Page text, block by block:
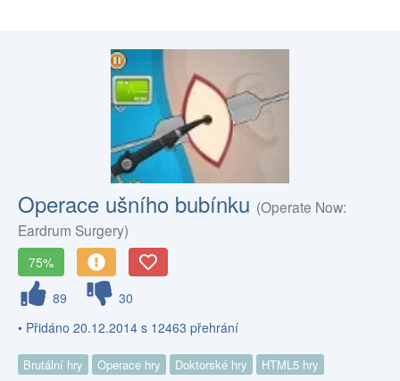
Operace ušního bubínku (Operate Now:
Eardrum Surgery)
75%
89
30
• Přidáno 20.12.2014 s 12463 přehrání
Brutální hry Operace hry Doktorské hry HTML5 hry